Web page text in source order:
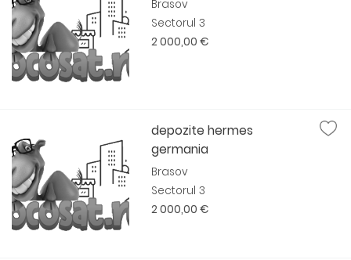
Brasov
Sectorul 3
2 000,00 €
depozite hermes
germania
Brasov
Sectorul 3
2 000,00 €